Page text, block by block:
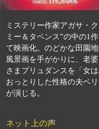
ミステリー作家アガサ・
ミー＆タペンス”の中の1
て映画化。のどかな田園
風景画を手がかりに、老
さまプリュダンスを「女
おっとりした性格の夫ベ
が演じる。
ネット上の声